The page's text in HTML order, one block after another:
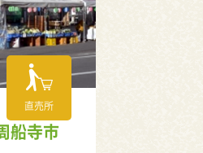
直売所
船寺市